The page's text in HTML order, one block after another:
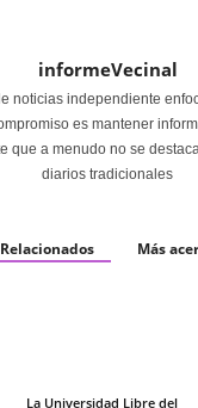
informeVecinal
noticias independiente
es mantener
que a menudo no se
diarios tradicionales
Más
La Universidad Libre del